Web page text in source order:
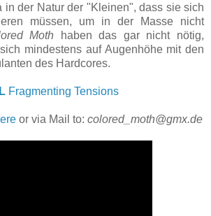
in der Natur der "Kleinen", dass sie sich
müssen, um in der Masse nicht
Moth haben das gar nicht nötig,
mindestens auf Augenhöhe mit den
des Hardcores.
Fragmenting Tensions
or via Mail to: colored_moth@gmx.de